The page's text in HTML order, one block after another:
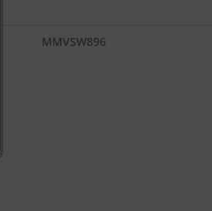
MMVSW896